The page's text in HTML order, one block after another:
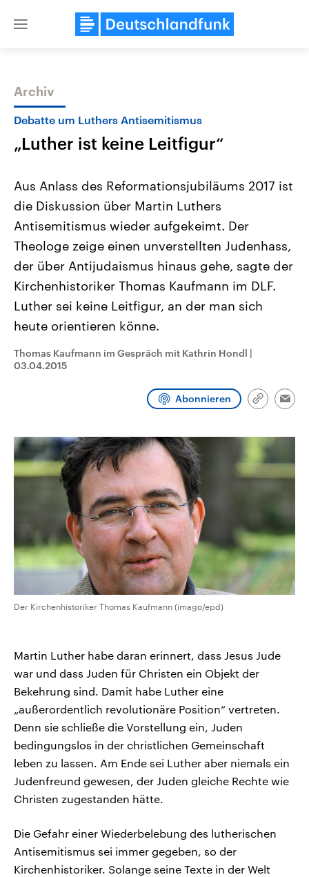
Close
Themen
Landtagswahl Sachsen-Anhalt
2026
Alle Informationen
Sachsen-Anhalt wählt am 6.
September 2026 einen neuen
Bundesland von einer Koalition aus
Umfragen, Prognosen,
und Hintergründe zu den Parteien
und Kandidaten der anstehenden
Wahl.
USA
Aktuelle Beiträge,
Hintergründe
Wirtschaftlich und
gehören die Vereinigten
mit großem Einfluss auf
Sendungen Programm Podcasts
Archiv
Debatte um Luthers Antisemitismus
„Luther ist keine Leitfigur“
Aus Anlass des Reformationsjubiläums 2017 ist
die Diskussion über Martin Luthers
Antisemitismus wieder aufgekeimt. Der
Theologe zeige einen unverstellten Judenhass,
der über Antijudaismus hinaus gehe, sagte der
Kirchenhistoriker Thomas Kaufmann im DLF.
Luther sei keine Leitfigur, an der man sich
heute orientieren könne.
Thomas Kaufmann im Gespräch mit Kathrin Hondl |
03.04.2015
Abonnieren
Link
Der Kirchenhistoriker Thomas Kaufmann (imago/epd)
Martin Luther habe daran erinnert, dass Jesus Jude
war und dass Juden für Christen ein Objekt der
Bekehrung sind. Damit habe Luther eine
„außerordentlich revolutionäre Position“ vertreten.
Denn sie schließe die Vorstellung ein, Juden
bedingungslos in der christlichen Gemeinschaft
leben zu lassen. Am Ende sei Luther aber niemals ein
Judenfreund gewesen, der Juden gleiche Rechte wie
Christen zugestanden hätte.
Die Gefahr einer Wiederbelebung des lutherischen
Antisemitismus sei immer gegeben, so der
Kirchenhistoriker. Solange seine Texte in der Welt